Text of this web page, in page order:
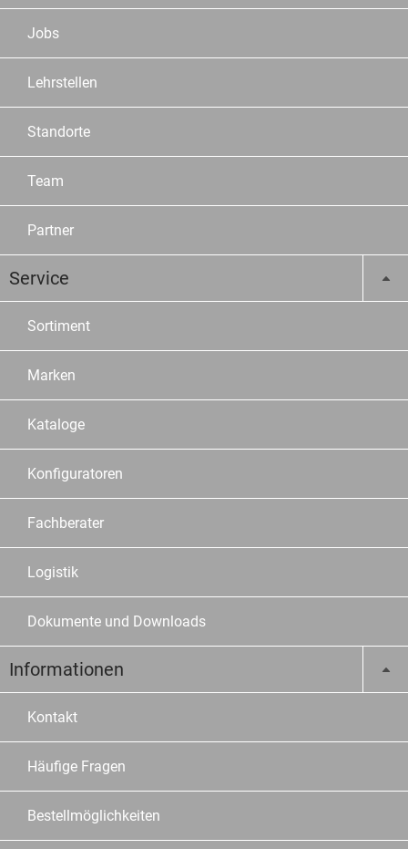
Jobs
Lehrstellen
Standorte
Team
Partner
Service
Sortiment
Marken
Kataloge
Konfiguratoren
Fachberater
Logistik
Dokumente und Downloads
Informationen
Kontakt
Häufige Fragen
Bestellmöglichkeiten